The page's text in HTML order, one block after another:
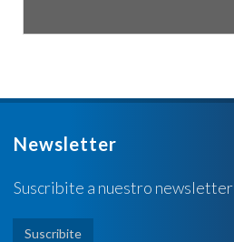
Newsletter
Suscribite a nuestro newsletter
Suscribite